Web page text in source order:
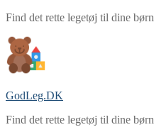
Spring
indhold
Menu
Luk
Find det rette legetøj til dine børn
GodLeg.DK
Find det rette legetøj til dine børn